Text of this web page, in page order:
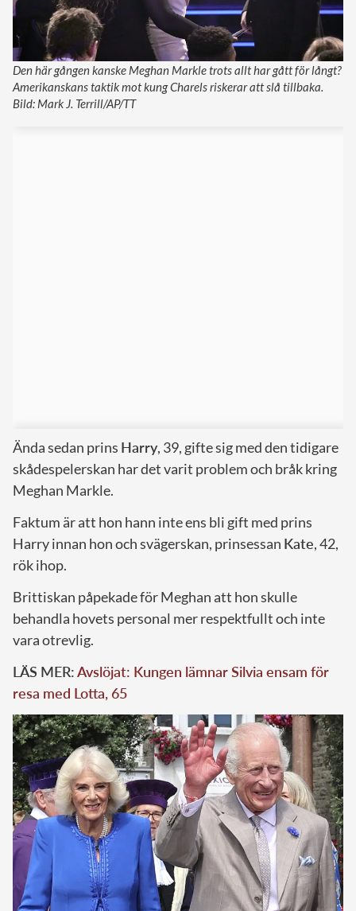
Den här gången kanske Meghan Markle trots allt har gått för långt?
Amerikanskans taktik mot kung Charels riskerar att slå tillbaka.
Bild: Mark J. Terrill/AP/TT
Ända sedan prins Harry, 39, gifte sig med den tidigare
skådespelerskan har det varit problem och bråk kring
Meghan Markle.
Faktum är att hon hann inte ens bli gift med prins
Harry innan hon och svägerskan, prinsessan Kate, 42,
rök ihop.
Brittiskan påpekade för Meghan att hon skulle
behandla hovets personal mer respektfullt och inte
vara otrevlig.
LÄS MER:Avslöjat: Kungen lämnar Silvia ensam för
resa med Lotta, 65